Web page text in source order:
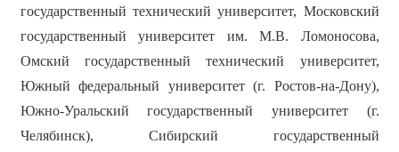
государственный технический университет, Московский
государственный университет им. М.В. Ломоносова,
Омский государственный технический университет,
Южный федеральный университет (г. Ростов-на-Дону),
Южно-Уральский государственный университет (г.
Челябинск), Сибирский государственный